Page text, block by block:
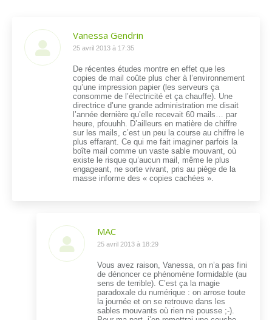
Vanessa Gendrin
dit
25 avril 2013 à 17:35
De récentes études montre en effet que les
copies de mail coûte plus cher à l’environnement
qu’une impression papier (les serveurs ça
consomme de l’électricité et ça chauffe). Une
directrice d’une grande administration me disait
l’année dernière qu’elle recevait 60 mails… par
heure, pfouuhh. D’ailleurs en matière de chiffre
sur les mails, c’est un peu la course au chiffre le
plus effarant. Ce qui me fait imaginer parfois la
boîte mail comme un vaste sable mouvant, où
existe le risque qu’aucun mail, même le plus
engageant, ne sorte vivant, pris au piège de la
masse informe des « copies cachées ».
MAC
dit
25 avril 2013 à 18:29
Vous avez raison, Vanessa, on n’a pas fini
de dénoncer ce phénomène formidable (au
sens de terrible). C’est ça la magie
paradoxale du numérique : on arrose toute
la journée et on se retrouve dans les
sables mouvants où rien ne pousse ;-).